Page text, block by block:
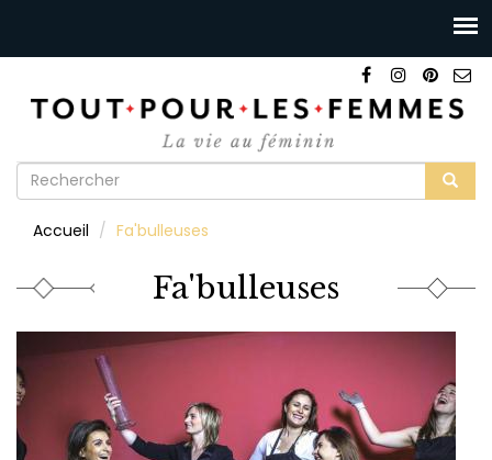
Formulaire
recherche
Accueil Fa'bulleuses
Fa'bulleuses